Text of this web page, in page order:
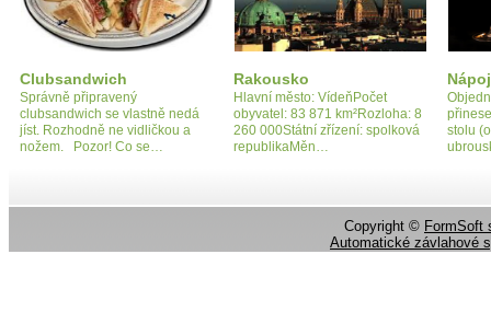
Clubsandwich
Správně připravený
clubsandwich se vlastně nedá
jíst. Rozhodně ne vidličkou a
nožem. Pozor! Co se…
Rakousko
Hlavní město: VídeňPočet
obyvatel: 83 871 km²Rozloha: 8
260 000Státní zřízení: spolková
republikaMěn…
stolu
Copyright © FormSoft
Automatické závlahové